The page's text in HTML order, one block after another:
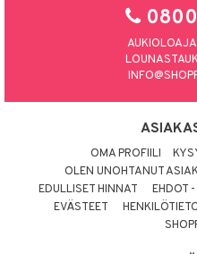
0800
OMA PROFIILI
OLEN UNOHTANUT
EDULLISET HINNAT
EHDOT
EVÄSTEET